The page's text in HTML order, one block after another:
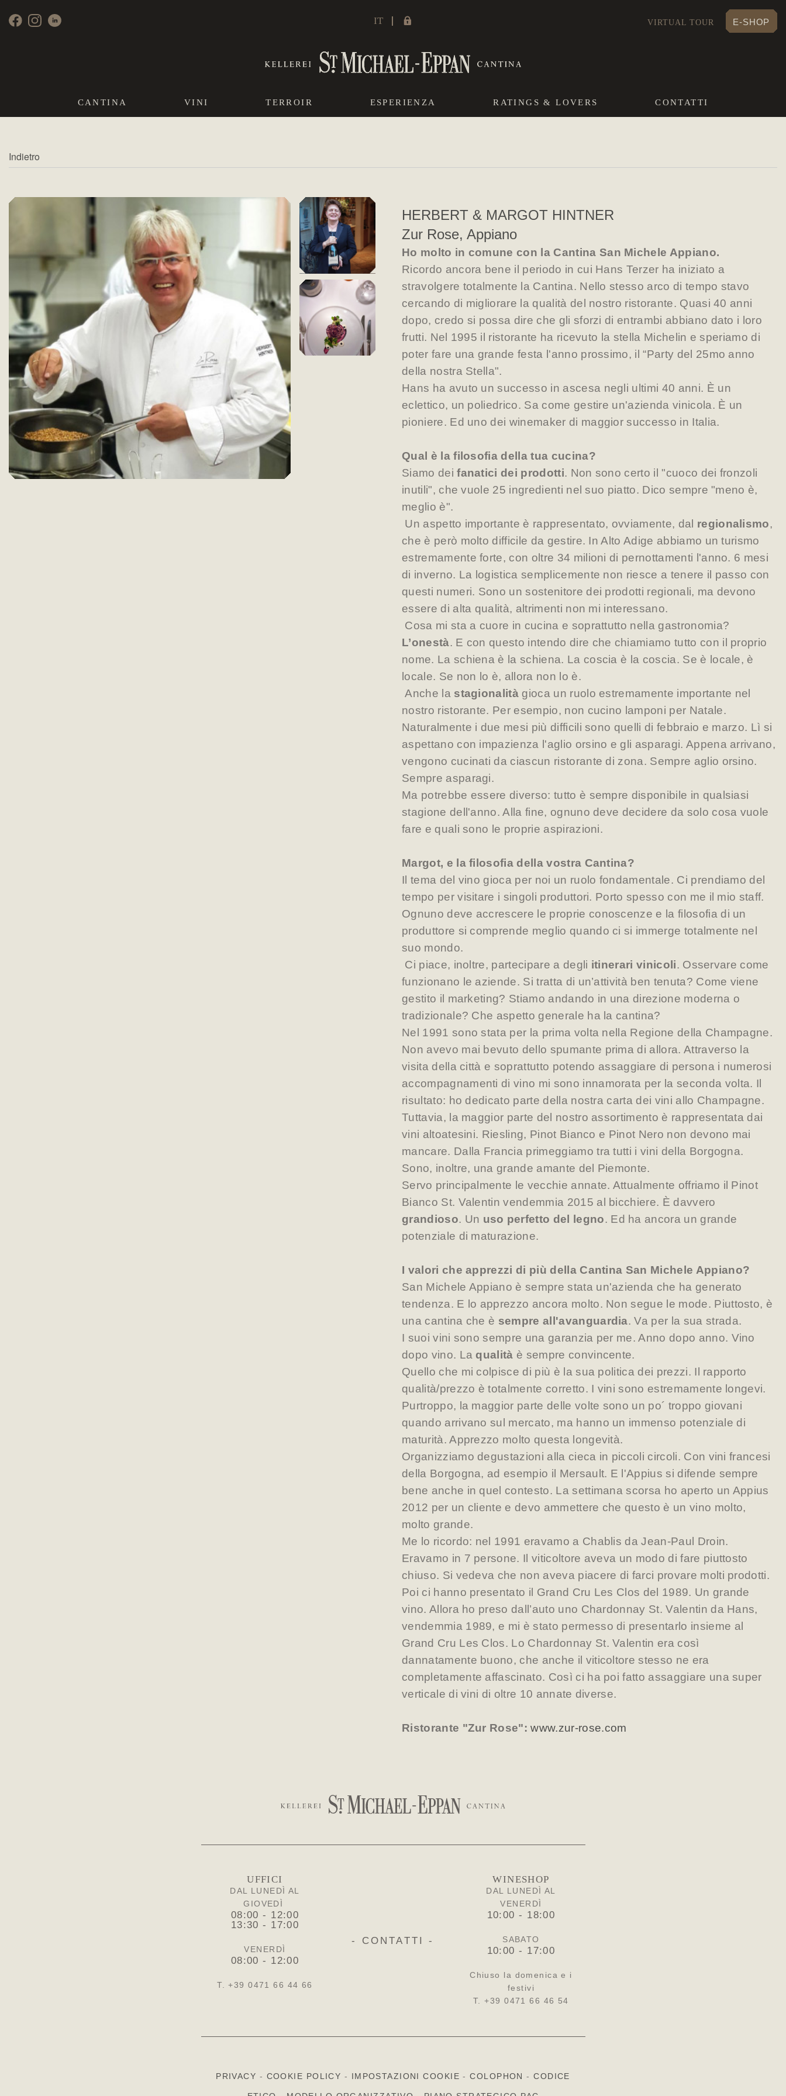
IT VIRTUAL TOUR E-SHOP
CANTINA VINI TERROIR ESPERIENZA RATINGS & LOVERS CONTATTI
Indietro
HERBERT & MARGOT HINTNER
Zur Rose, Appiano
Ho molto in comune con la Cantina San Michele Appiano.
Ricordo ancora bene il periodo in cui Hans Terzer ha iniziato a
stravolgere totalmente la Cantina. Nello stesso arco di tempo stavo
cercando di migliorare la qualità del nostro ristorante. Quasi 40 anni
dopo, credo si possa dire che gli sforzi di entrambi abbiano dato i loro
frutti. Nel 1995 il ristorante ha ricevuto la stella Michelin e speriamo di
poter fare una grande festa l'anno prossimo, il “Party del 25mo anno
della nostra Stella".
Hans ha avuto un successo in ascesa negli ultimi 40 anni. È un
eclettico, un poliedrico. Sa come gestire un'azienda vinicola. È un
pioniere. Ed uno dei winemaker di maggior successo in Italia.
Qual è la filosofia della tua cucina?
Siamo dei fanatici dei prodotti. Non sono certo il "cuoco dei fronzoli
inutili", che vuole 25 ingredienti nel suo piatto. Dico sempre "meno è,
meglio è".
Un aspetto importante è rappresentato, ovviamente, dal regionalismo,
che è però molto difficile da gestire. In Alto Adige abbiamo un turismo
estremamente forte, con oltre 34 milioni di pernottamenti l'anno. 6 mesi
di inverno. La logistica semplicemente non riesce a tenere il passo con
questi numeri. Sono un sostenitore dei prodotti regionali, ma devono
essere di alta qualità, altrimenti non mi interessano.
Cosa mi sta a cuore in cucina e soprattutto nella gastronomia?
L’onestà. E con questo intendo dire che chiamiamo tutto con il proprio
nome. La schiena è la schiena. La coscia è la coscia. Se è locale, è
locale. Se non lo è, allora non lo è.
Anche la stagionalità gioca un ruolo estremamente importante nel
nostro ristorante. Per esempio, non cucino lamponi per Natale.
Naturalmente i due mesi più difficili sono quelli di febbraio e marzo. Lì si
aspettano con impazienza l'aglio orsino e gli asparagi. Appena arrivano,
vengono cucinati da ciascun ristorante di zona. Sempre aglio orsino.
Sempre asparagi.
Ma potrebbe essere diverso: tutto è sempre disponibile in qualsiasi
stagione dell'anno. Alla fine, ognuno deve decidere da solo cosa vuole
fare e quali sono le proprie aspirazioni.
Margot, e la filosofia della vostra Cantina?
Il tema del vino gioca per noi un ruolo fondamentale. Ci prendiamo del
tempo per visitare i singoli produttori. Porto spesso con me il mio staff.
Ognuno deve accrescere le proprie conoscenze e la filosofia di un
produttore si comprende meglio quando ci si immerge totalmente nel
suo mondo.
Ci piace, inoltre, partecipare a degli itinerari vinicoli. Osservare come
funzionano le aziende. Si tratta di un’attività ben tenuta? Come viene
gestito il marketing? Stiamo andando in una direzione moderna o
tradizionale? Che aspetto generale ha la cantina?
Nel 1991 sono stata per la prima volta nella Regione della Champagne.
Non avevo mai bevuto dello spumante prima di allora. Attraverso la
visita della città e soprattutto potendo assaggiare di persona i numerosi
accompagnamenti di vino mi sono innamorata per la seconda volta. Il
risultato: ho dedicato parte della nostra carta dei vini allo Champagne.
Tuttavia, la maggior parte del nostro assortimento è rappresentata dai
vini altoatesini. Riesling, Pinot Bianco e Pinot Nero non devono mai
mancare. Dalla Francia primeggiamo tra tutti i vini della Borgogna.
Sono, inoltre, una grande amante del Piemonte.
Servo principalmente le vecchie annate. Attualmente offriamo il Pinot
Bianco St. Valentin vendemmia 2015 al bicchiere. È davvero
grandioso. Un uso perfetto del legno. Ed ha ancora un grande
potenziale di maturazione.
I valori che apprezzi di più della Cantina San Michele Appiano?
San Michele Appiano è sempre stata un'azienda che ha generato
tendenza. E lo apprezzo ancora molto. Non segue le mode. Piuttosto, è
una cantina che è sempre all'avanguardia. Va per la sua strada.
I suoi vini sono sempre una garanzia per me. Anno dopo anno. Vino
dopo vino. La qualità è sempre convincente.
Quello che mi colpisce di più è la sua politica dei prezzi. Il rapporto
qualità/prezzo è totalmente corretto. I vini sono estremamente longevi.
Purtroppo, la maggior parte delle volte sono un po´ troppo giovani
quando arrivano sul mercato, ma hanno un immenso potenziale di
maturità. Apprezzo molto questa longevità.
Organizziamo degustazioni alla cieca in piccoli circoli. Con vini francesi
della Borgogna, ad esempio il Mersault. E l'Appius si difende sempre
bene anche in quel contesto. La settimana scorsa ho aperto un Appius
2012 per un cliente e devo ammettere che questo è un vino molto,
molto grande.
Me lo ricordo: nel 1991 eravamo a Chablis da Jean-Paul Droin.
Eravamo in 7 persone. Il viticoltore aveva un modo di fare piuttosto
chiuso. Si vedeva che non aveva piacere di farci provare molti prodotti.
Poi ci hanno presentato il Grand Cru Les Clos del 1989. Un grande
vino. Allora ho preso dall’auto uno Chardonnay St. Valentin da Hans,
vendemmia 1989, e mi è stato permesso di presentarlo insieme al
Grand Cru Les Clos. Lo Chardonnay St. Valentin era così
dannatamente buono, che anche il viticoltore stesso ne era
completamente affascinato. Così ci ha poi fatto assaggiare una super
verticale di vini di oltre 10 annate diverse.
Ristorante "Zur Rose":www.zur-rose.com
UFFICI
DAL LUNEDÌ AL
GIOVEDÌ
08:00 - 12:00
13:30 - 17:00
VENERDÌ
08:00 - 12:00
T. +39 0471 66 44 66
- CONTATTI -
WINESHOP
DAL LUNEDÌ AL
VENERDÌ
10:00 - 18:00
SABATO
10:00 - 17:00
Chiuso la domenica e i
festivi
T. +39 0471 66 46 54
PRIVACY - COOKIE POLICY - IMPOSTAZIONI COOKIE -COLOPHON -CODICE